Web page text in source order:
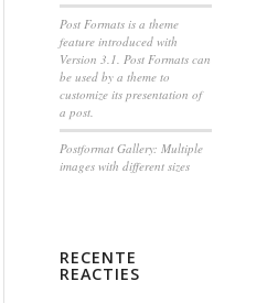
Post Formats is a theme
feature introduced with
Version 3.1. Post Formats can
be used by a theme to
customize its presentation of
a post.
Postformat Gallery: Multiple
images with different sizes
RECENTE
REACTIES